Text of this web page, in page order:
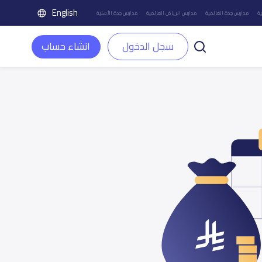
مدارس جدة العالمية مدارس الرياض العالمية مدارس جدة الأهلية English
سجل الدخول انشاء حساب